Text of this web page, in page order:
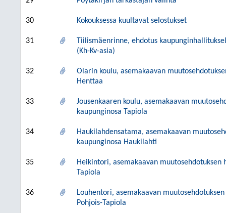
30 Kokouksessa kuultavat selostukset
31
Tiilismäenrinne, ehdotus
(Kh-Kv-asia)
32
Olarin koulu, asemakaavan
Henttaa
33
Jousenkaaren koulu, asemakaavan
kaupunginosa Tapiola
34
Haukilahdensatama, asemakaavan
kaupunginosa Haukilahti
35
Heikintori, asemakaavan
Tapiola
36
Louhentori, asemakaavan
Pohjois-Tapiola